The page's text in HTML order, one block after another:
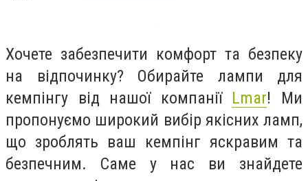
Хочете забезпечити комфорт та безпеку
на відпочинку? Обирайте лампи для
кемпінгу від нашої компанії Lmar! Ми
пропонуємо широкий вибір якісних ламп,
що зроблять ваш кемпінг яскравим та
безпечним. Саме у нас ви знайдете